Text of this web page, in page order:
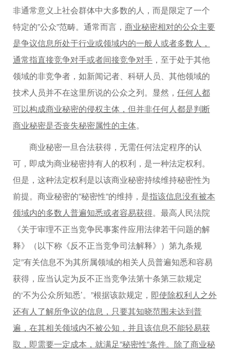
非通常意义上社会群体中大多数的人，而是限定了一个
特定的”公众”范畴。通常而言， 商业秘密相对的公众主要
是争议信息所处于行业或领域内的一般人或者多数人，
通常指直接竞争对手或者间接竞争对手 ，至于处于其他
领域的非竞争者，如新闻记者、科研人员、其他领域的
技术人员并不在这里所说的公众之列。显然， 任何人都
可以构成商业秘密的侵权主体，但并非任何人都是判断
商业秘密是否丧失秘密属性的主体。
商业秘密一旦合法获得，无需任何法定程序的认
可，即成为商业秘密持有人的权利，是一种法定权利。
但是，这种法定权利是以该商业秘密持续维持秘密性为
前提。商业秘密的”秘密性”的维持，是指该信息没有被本
领域内的多数人普遍知悉或者容易获得。最高人民法院
《关于审理不正当竞争民事案件应用法律若干问题的解
释》（以下称《反不正当竞争司法解释》）第九条规
定”有关信息不为其所属领域的相关人员普遍知悉和容易
获得，应当认定为反不正当竞争法第十条第三款规定
的‘不为公众所知悉’。”根据该款规定， 即使除权利人之外
还有人了解所争议的信息，只要其知晓范围未达到普
遍，在其相关领域内不被公知，并且该信息不能轻易获
取，即需要一定成本，就满足”秘密性”条件。除了商业秘